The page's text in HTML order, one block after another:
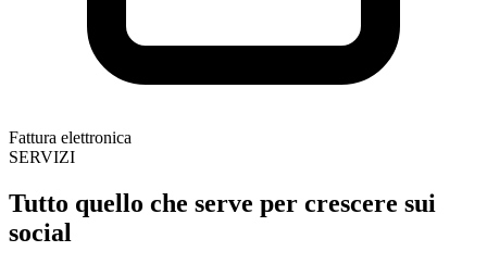
Fattura elettronica
SERVIZI
Tutto quello che serve per crescere sui
social